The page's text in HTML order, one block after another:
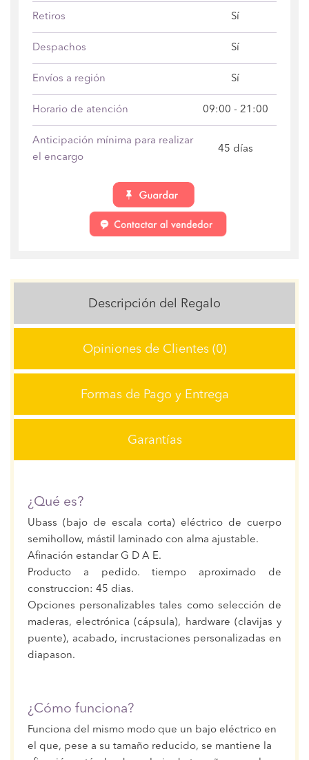
Retiros Sí
Despachos Sí
Envíos a región Sí
Horario de atención 09:00 - 21:00
Anticipación mínima para realizar
el encargo
45 días
Descripción del Regalo
Opiniones de Clientes (0)
Formas de Pago y Entrega
Garantías
¿Qué es?
Ubass (bajo de escala corta) eléctrico de cuerpo
semihollow, mástil laminado con alma ajustable.
Afinación estandar G D A E.
Producto a pedido. tiempo aproximado de
construccion: 45 dias.
Opciones personalizables tales como selección de
maderas, electrónica (cápsula), hardware (clavijas y
puente), acabado, incrustaciones personalizadas en
diapason.
¿Cómo funciona?
Funciona del mismo modo que un bajo eléctrico en
el que, pese a su tamaño reducido, se mantiene la